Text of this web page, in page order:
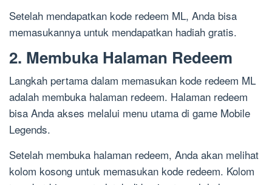
Setelah mendapatkan kode redeem ML, Anda bisa
memasukannya untuk mendapatkan hadiah gratis.
2. Membuka Halaman Redeem
Langkah pertama dalam memasukan kode redeem ML
adalah membuka halaman redeem. Halaman redeem
bisa Anda akses melalui menu utama di game Mobile
Legends.
Setelah membuka halaman redeem, Anda akan melihat
kolom kosong untuk memasukan kode redeem. Kolom